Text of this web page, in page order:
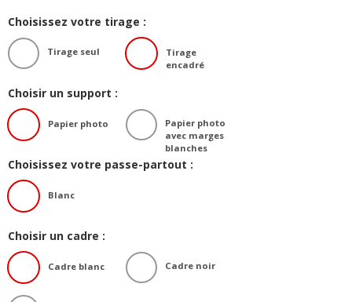
Choisissez votre tirage :
Tirage seul
Tirage
encadré
Choisir un support :
Papier photo
Papier photo
avec marges
blanches
Choisissez votre passe-partout :
Blanc
Choisir un cadre :
Cadre blanc Cadre noir